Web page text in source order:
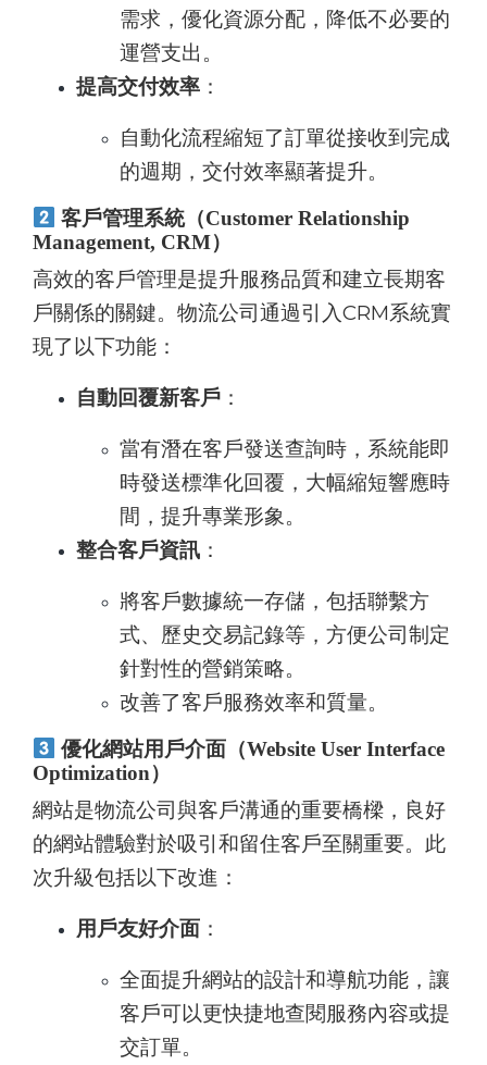
需求，優化資源分配，降低不必要的
運營支出。
提高交付效率 ：
自動化流程縮短了訂單從接收到完成
的週期，交付效率顯著提升。
客戶管理系統（Customer Relationship
Management, CRM）
高效的客戶管理是提升服務品質和建立長期客
戶關係的關鍵。物流公司通過引入CRM系統實
現了以下功能：
自動回覆新客戶 ：
當有潛在客戶發送查詢時，系統能即
時發送標準化回覆，大幅縮短響應時
間，提升專業形象。
整合客戶資訊 ：
將客戶數據統一存儲，包括聯繫方
式、歷史交易記錄等，方便公司制定
針對性的營銷策略。
改善了客戶服務效率和質量。
優化網站用戶介面（Website User Interface
Optimization）
網站是物流公司與客戶溝通的重要橋樑，良好
的網站體驗對於吸引和留住客戶至關重要。此
次升級包括以下改進：
用戶友好介面 ：
全面提升網站的設計和導航功能，讓
客戶可以更快捷地查閱服務內容或提
交訂單。